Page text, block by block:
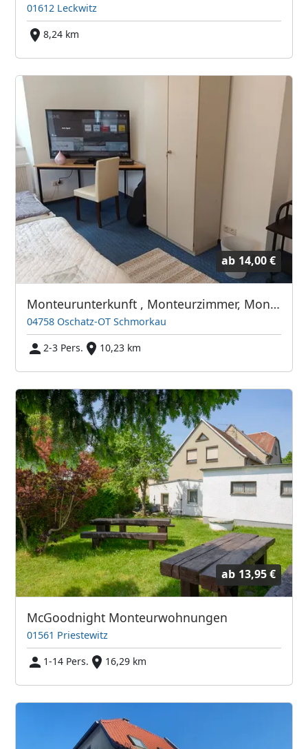
01612 Leckwitz
8,24 km
ab 14,00 €
Monteurunterkunft , Monteurzimmer, Monteurwohnung
04758 Oschatz-OT Schmorkau
2-3 Pers.
10,23 km
ab 13,95 €
McGoodnight Monteurwohnungen
01561 Priestewitz
1-14 Pers.
16,29 km